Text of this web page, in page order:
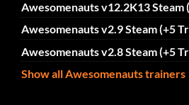
Awesomenauts v12.2K13 Steam
Awesomenauts v2.9 Steam (+5
Awesomenauts v2.8 Steam (+5
Show all Awesomenauts trainers